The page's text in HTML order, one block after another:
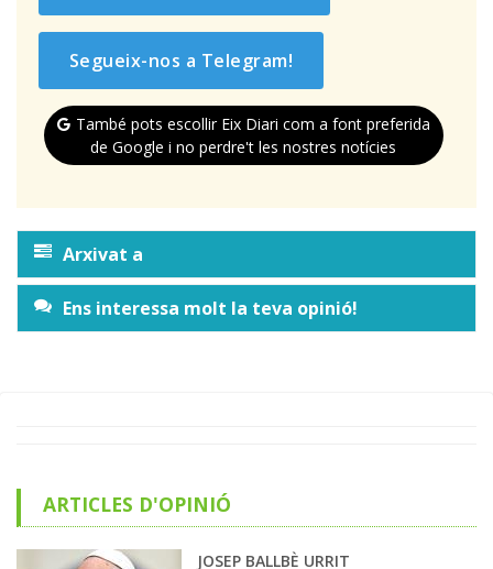
Segueix-nos a Telegram!
També pots escollir Eix Diari com a font preferida
de Google i no perdre't les nostres notícies
Arxivat a
Ens interessa molt la teva opinió!
ARTICLES D'OPINIÓ
JOSEP BALLBÈ URRIT